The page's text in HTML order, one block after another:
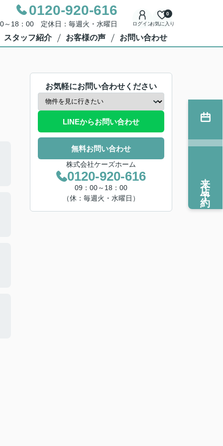
0120-920-616
～18：00 定休日：毎週火・水曜日 ログインお気に入り
0
スタッフ紹介 お客様の声 お問い合わせ
お気軽にお問い合わせください
LINEからお問い合わせ
無料お問い合わせ
株式会社ケーズホーム
0120-920-616
09：00～18：00
（休：毎週火・水曜日）
来店予約